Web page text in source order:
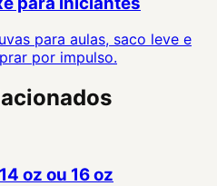
para aulas, saco leve e
por impulso.
oz ou 16 oz